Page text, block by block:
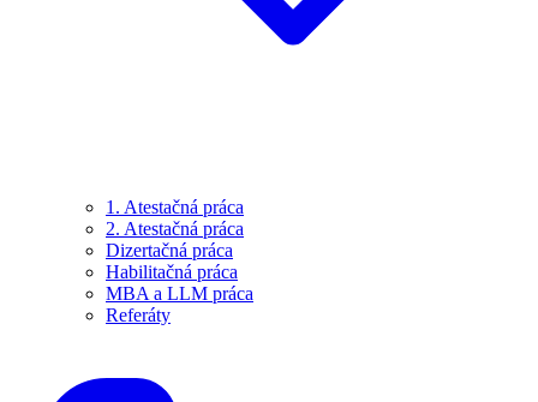
1. Atestačná práca
2. Atestačná práca
Dizertačná práca
Habilitačná práca
MBA a LLM práca
Referáty